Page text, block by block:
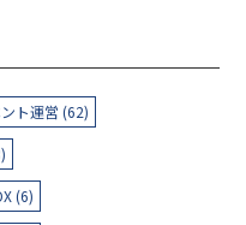
ト運営 (62)
(6)